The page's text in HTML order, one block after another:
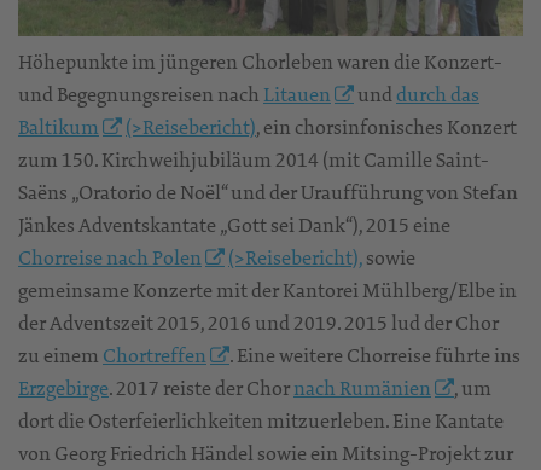
Höhepunkte im jüngeren Chorleben waren die Konzert-
und Begegnungsreisen nach Litauen unddurch das
Baltikum
(>Reisebericht), ein chorsinfonisches Konzert
zum 150. Kirchweihjubiläum 2014 (mit Camille Saint-
Saëns „Oratorio de Noël“ und der Uraufführung von Stefan
Jänkes Adventskantate „Gott sei Dank“), 2015 eine
Chorreise nach Polen
(>Reisebericht),sowie
gemeinsame Konzerte mit der Kantorei Mühlberg/Elbe in
der Adventszeit 2015, 2016 und 2019. 2015 lud der Chor
zu einem Chortreffen
. Eine weitere Chorreise führte ins
Erzgebirge. 2017 reiste der Chornach Rumänien
, um
dort die Osterfeierlichkeiten mitzuerleben. Eine Kantate
von Georg Friedrich Händel sowie ein Mitsing-Projekt zur